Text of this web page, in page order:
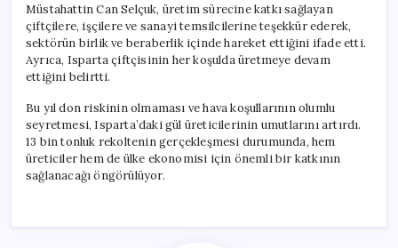
Müstahattin Can Selçuk, üretim sürecine katkı sağlayan
çiftçilere, işçilere ve sanayi temsilcilerine teşekkür ederek,
sektörün birlik ve beraberlik içinde hareket ettiğini ifade etti.
Ayrıca, Isparta çiftçisinin her koşulda üretmeye devam
ettiğini belirtti.
Bu yıl don riskinin olmaması ve hava koşullarının olumlu
seyretmesi, Isparta’daki gül üreticilerinin umutlarını artırdı.
13 bin tonluk rekoltenin gerçekleşmesi durumunda, hem
üreticiler hem de ülke ekonomisi için önemli bir katkının
sağlanacağı öngörülüyor.